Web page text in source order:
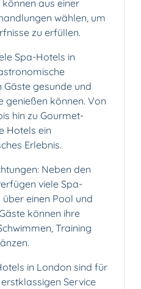
können aus einer
wählen, um
zu erfüllen.
Spa-Hotels in
Gäste gesunde und
genießen können. Von
hin zu Gourmet-
Hotels ein
Erlebnis.
Neben den
viele Spa-
einen Pool und
können ihre
Training
in London sind für
Service